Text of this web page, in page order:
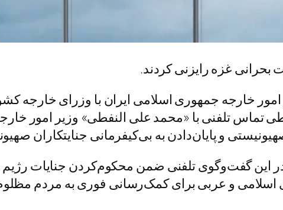
غزه رایزنی کردند.
امور خارجه جمهوری اسلامی ایران با وزرای
تلفنی با «محمد علی النفطی» وزیر امور
و پایان‌دادن به بی‌کیفرمانی جنایتکاران
این گفت‌وگوی تلفنی ضمن محکوم‌کردن جنایات رژیم
و عربی برای کمک‌رسانی فوری به مردم مظلوم